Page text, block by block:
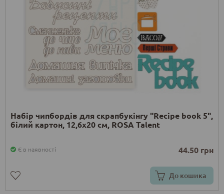
Набір чипбордів для скрапбукінгу "Recipe book 5",
білий картон, 12,6х20 см, ROSA Talent
Є в наявності 44.50 грн
До кошика